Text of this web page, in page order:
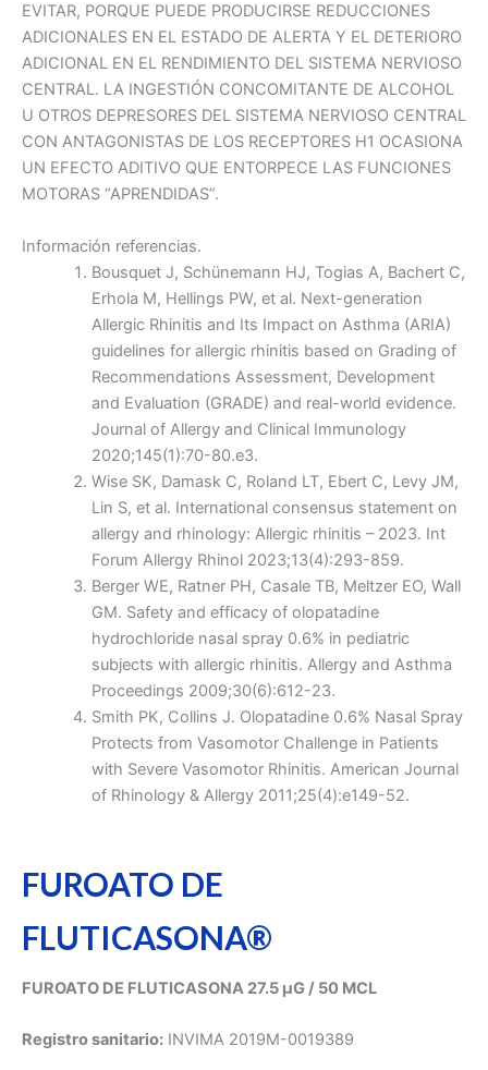
EVITAR, PORQUE PUEDE PRODUCIRSE REDUCCIONES
ADICIONALES EN EL ESTADO DE ALERTA Y EL DETERIORO
ADICIONAL EN EL RENDIMIENTO DEL SISTEMA NERVIOSO
CENTRAL. LA INGESTIÓN CONCOMITANTE DE ALCOHOL
U OTROS DEPRESORES DEL SISTEMA NERVIOSO CENTRAL
CON ANTAGONISTAS DE LOS RECEPTORES H1 OCASIONA
UN EFECTO ADITIVO QUE ENTORPECE LAS FUNCIONES
MOTORAS “APRENDIDAS”.
Información referencias.
Bousquet J, Schünemann HJ, Togias A, Bachert C,
Erhola M, Hellings PW, et al. Next-generation
Allergic Rhinitis and Its Impact on Asthma (ARIA)
guidelines for allergic rhinitis based on Grading of
Recommendations Assessment, Development
and Evaluation (GRADE) and real-world evidence.
Journal of Allergy and Clinical Immunology
2020;145(1):70-80.e3.
Wise SK, Damask C, Roland LT, Ebert C, Levy JM,
Lin S, et al. International consensus statement on
allergy and rhinology: Allergic rhinitis – 2023. Int
Forum Allergy Rhinol 2023;13(4):293-859.
Berger WE, Ratner PH, Casale TB, Meltzer EO, Wall
GM. Safety and efficacy of olopatadine
hydrochloride nasal spray 0.6% in pediatric
subjects with allergic rhinitis. Allergy and Asthma
Proceedings 2009;30(6):612-23.
Smith PK, Collins J. Olopatadine 0.6% Nasal Spray
Protects from Vasomotor Challenge in Patients
with Severe Vasomotor Rhinitis. American Journal
of Rhinology & Allergy 2011;25(4):e149-52.
FUROATO DE
FLUTICASONA®
FUROATO DE FLUTICASONA 27.5 µG / 50 MCL
Registro sanitario: INVIMA 2019M-0019389